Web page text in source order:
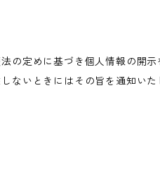
の定めに基づき個人情報の開
ないときにはその旨を通知い